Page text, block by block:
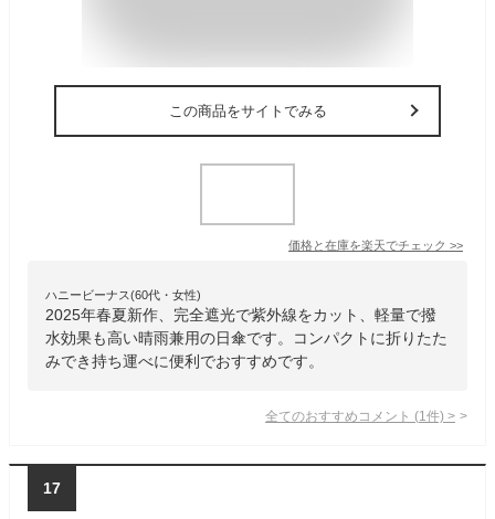
この商品をサイトでみる
価格と在庫を楽天でチェック >>
ハニービーナス(60代・女性)
2025年春夏新作、完全遮光で紫外線をカット、軽量で撥
水効果も高い晴雨兼用の日傘です。コンパクトに折りたた
みでき持ち運べに便利でおすすめです。
全てのおすすめコメント (1 件) >
17